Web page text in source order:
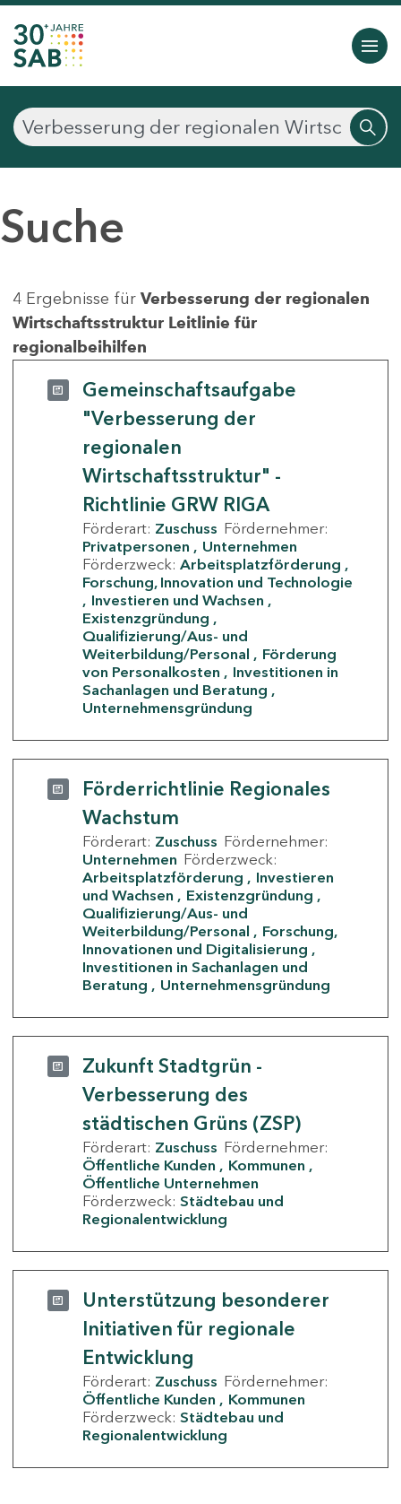
Suche
4 Ergebnisse für Verbesserung der regionalen
Wirtschaftsstruktur Leitlinie für
regionalbeihilfen
Gemeinschaftsaufgabe
"Verbesserung der
regionalen
Wirtschaftsstruktur" -
Richtlinie GRW RIGA
Förderart: Zuschuss Fördernehmer:
Privatpersonen
Unternehmen
Förderzweck: Arbeitsplatzförderung
Forschung, Innovation und Technologie
Investieren und Wachsen
Existenzgründung
Qualifizierung/Aus- und
Weiterbildung/Personal
Förderung
von Personalkosten
Investitionen in
Sachanlagen und Beratung
Unternehmensgründung
Förderrichtlinie Regionales
Wachstum
Förderart: Zuschuss Fördernehmer:
Unternehmen Förderzweck:
Arbeitsplatzförderung
Investieren
und Wachsen
Existenzgründung
Qualifizierung/Aus- und
Weiterbildung/Personal
Forschung,
Innovationen und Digitalisierung
Investitionen in Sachanlagen und
Beratung
Unternehmensgründung
Zukunft Stadtgrün -
Verbesserung des
städtischen Grüns (ZSP)
Förderart: Zuschuss Fördernehmer:
Öffentliche Kunden
Kommunen
Öffentliche Unternehmen
Förderzweck: Städtebau und
Regionalentwicklung
Unterstützung besonderer
Initiativen für regionale
Entwicklung
Förderart: Zuschuss Fördernehmer:
Öffentliche Kunden
Kommunen
Förderzweck: Städtebau und
Regionalentwicklung